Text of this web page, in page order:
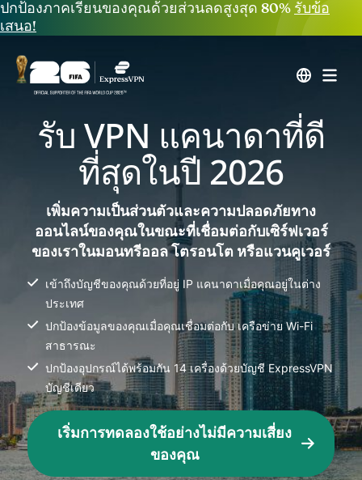
ปกป้องภาคเรียนของคุณด้วยส่วนลดสูงสุด 80% รับข้อ
เสนอ!
รับ VPN แคนาดาที่ดี
ที่สุดในปี 2026
เพิ่มความเป็นส่วนตัวและความปลอดภัยทาง
ออนไลน์ของคุณในขณะที่เชื่อมต่อกับเซิร์ฟเวอร์
ของเราในมอนทรีออล โตรอนโต หรือแวนคูเวอร์
เข้าถึงบัญชีของคุณด้วยที่อยู่ IP แคนาดาเมื่อคุณอยู่ในต่าง
ประเทศ
ปกป้องข้อมูลของคุณเมื่อคุณเชื่อมต่อกับ เครือข่าย Wi-Fi
สาธารณะ
ปกป้องอุปกรณ์ได้พร้อมกัน 14 เครื่องด้วยบัญชี ExpressVPN
บัญชีเดียว
เริ่มการทดลองใช้อย่างไม่มีความเสี่ยง
ของคุณ